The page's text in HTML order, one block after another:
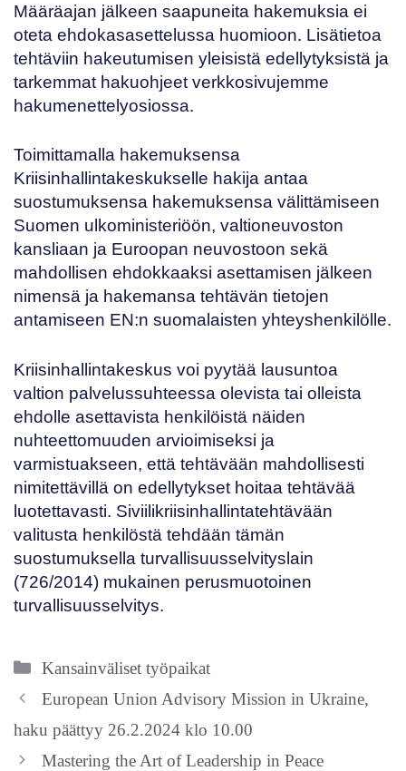
Määräajan jälkeen saapuneita hakemuksia ei
oteta ehdokasasettelussa huomioon. Lisätietoa
tehtäviin hakeutumisen yleisistä edellytyksistä ja
tarkemmat hakuohjeet verkkosivujemme
hakumenettelyosiossa.
Toimittamalla hakemuksensa
Kriisinhallintakeskukselle hakija antaa
suostumuksensa hakemuksensa välittämiseen
Suomen ulkoministeriöön, valtioneuvoston
kansliaan ja Euroopan neuvostoon sekä
mahdollisen ehdokkaaksi asettamisen jälkeen
nimensä ja hakemansa tehtävän tietojen
antamiseen EN:n suomalaisten yhteyshenkilölle.
Kriisinhallintakeskus voi pyytää lausuntoa
valtion palvelussuhteessa olevista tai olleista
ehdolle asettavista henkilöistä näiden
nuhteettomuuden arvioimiseksi ja
varmistuakseen, että tehtävään mahdollisesti
nimitettävillä on edellytykset hoitaa tehtävää
luotettavasti. Siviilikriisinhallintatehtävään
valitusta henkilöstä tehdään tämän
suostumuksella turvallisuusselvityslain
(726/2014) mukainen perusmuotoinen
turvallisuusselvitys.
Kategoriat
Kansainväliset työpaikat
European Union Advisory Mission in Ukraine,
haku päättyy 26.2.2024 klo 10.00
Mastering the Art of Leadership in Peace